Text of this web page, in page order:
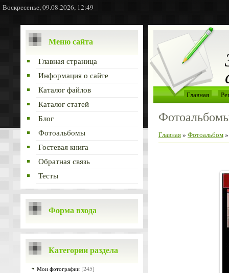
Воскресенье, 09.08.2026, 12:49
Меню сайта
Главная страница
Информация о сайте
Каталог файлов
Каталог статей
Блог
Фотоальбомы
Гостевая книга
Обратная связь
Тесты
Форма входа
Категории раздела
Мои фотографии [245]
Главная
Главная» Фотоальбом